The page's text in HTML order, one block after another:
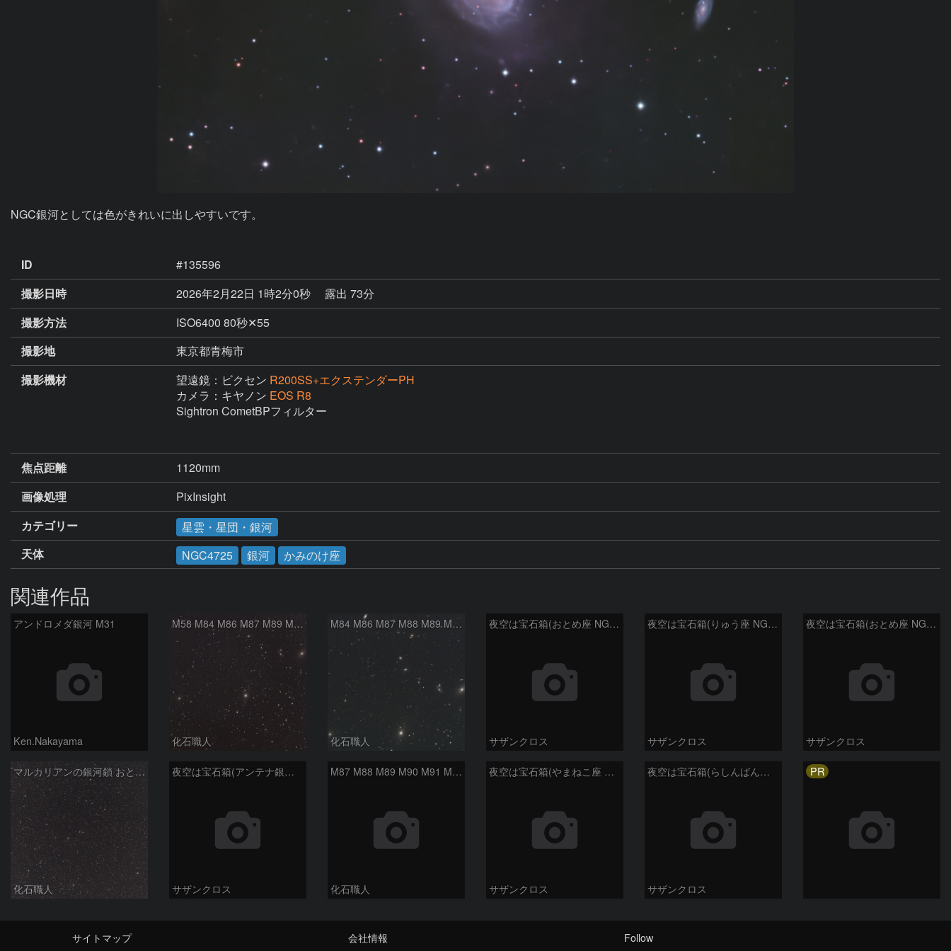
NGC銀河としては色がきれいに出しやすいです。
ID
#135596
撮影日時
2026年2月22日 1時2分0秒
露出 73分
撮影方法
ISO6400 80秒✕55
撮影地
東京都青梅市
撮影機材
望遠鏡：ビクセン R200SS+エクステンダーPH
カメラ：キヤノン EOS R8
Sightron CometBPフィルター
焦点距離
1120mm
画像処理
PixInsight
カテゴリー
星雲・星団・銀河
天体
NGC4725 銀河 かみのけ座
関連作品
アンドロメダ銀河 M31
Ken.Nakayama
M58 M84 M86 M87 M89 M90 マルカリアンの銀河鎖 おとめ座 かみのけ座
化石職人
M84 M86 M87 M88 M89 M90 M91 マルカリアンの銀河鎖 おとめ座 かみのけ座
化石職人
夜空は宝石箱(おとめ座 NGC5566) Seestar50
サザンクロス
夜空は宝石箱(りゅう座 NGC6503) Seestar50
サザンクロス
夜空は宝石箱(おとめ座 NGC5746) Seestar50
サザンクロス
マルカリアンの銀河鎖 おとめ座・ かみのけ座の銀河
化石職人
夜空は宝石箱(アンテナ銀河 NGC4038) Seestar50
サザンクロス
M87 M88 M89 M90 M91 M100 マルカリアンの銀河鎖 おとめ座 かみのけ座
化石職人
夜空は宝石箱(やまねこ座 NGC2683) Seestar50
サザンクロス
夜空は宝石箱(らしんばん座 NGC2613) Seestar50
サザンクロス
PR
サイトマップ
会社情報
Follow